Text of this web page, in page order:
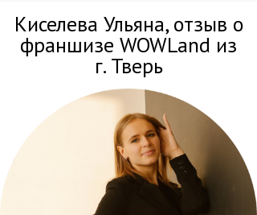
Киселева Ульяна, отзыв о
франшизе WOWLand из
г. Тверь